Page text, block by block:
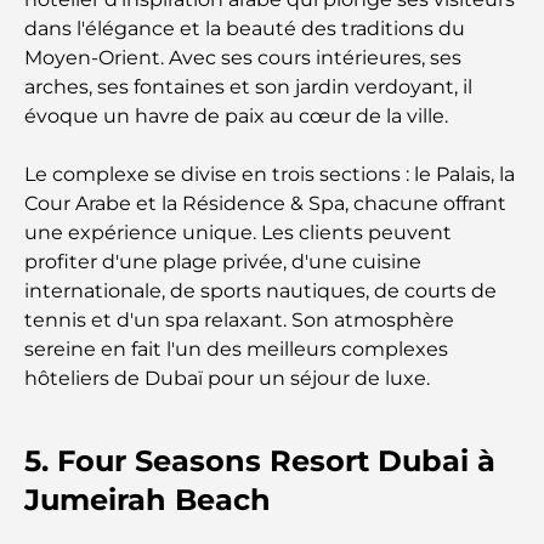
Les meilleures banques de Dubaï pour les
expatriés : un guide bancaire complet
mondial des coûts
Les meilleurs restaurants de steak à Dubaï : un
guide pour les amateurs de viande
A Brief Guide to Buying Property in Dubai (2025-
26)
Hills et aux alentours
Les meilleurs centres commerciaux de Dubaï pour
dans l'élégance et la beauté des traditions du
Moyen-Orient. Avec ses cours intérieures, ses
arches, ses fontaines et son jardin verdoyant, il
évoque un havre de paix au cœur de la ville.
Le complexe se divise en trois sections : le Palais, la
Cour Arabe et la Résidence & Spa, chacune offrant
une expérience unique. Les clients peuvent
profiter d'une plage privée, d'une cuisine
internationale, de sports nautiques, de courts de
tennis et d'un spa relaxant. Son atmosphère
sereine en fait l'un des meilleurs complexes
hôteliers de Dubaï pour un séjour de luxe.
5. Four Seasons Resort Dubai à
Jumeirah Beach